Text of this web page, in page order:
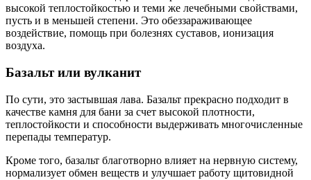
высокой теплостойкостью и теми же лечебными свойствами,
пусть и в меньшей степени. Это обеззараживающее
воздействие, помощь при болезнях суставов, ионизация
воздуха.
Базальт или вулканит
По сути, это застывшая лава. Базальт прекрасно подходит в
качестве камня для бани за счет высокой плотности,
теплостойкости и способности выдерживать многочисленные
перепады температур.
Кроме того, базальт благотворно влияет на нервную систему,
нормализует обмен веществ и улучшает работу щитовидной